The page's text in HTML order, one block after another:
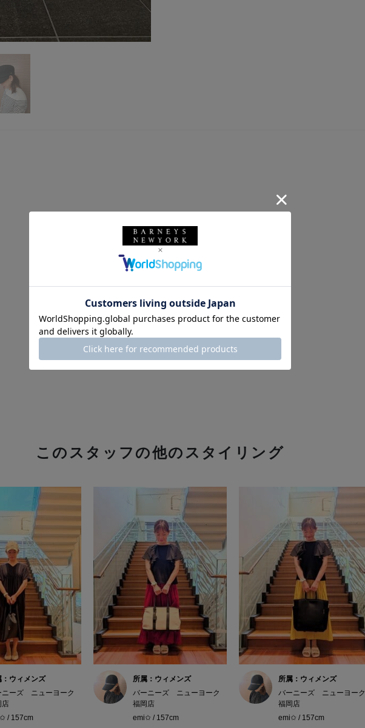
このスタッフの他のスタイリング
：ウィメンズ
ニーズ ニューヨーク
店
/ 157cm
所属：ウィメンズ
バーニーズ ニューヨーク
福岡店
emi✩ / 157cm
所属：ウィメンズ
バーニーズ ニューヨーク
福岡店
emi✩ / 157cm